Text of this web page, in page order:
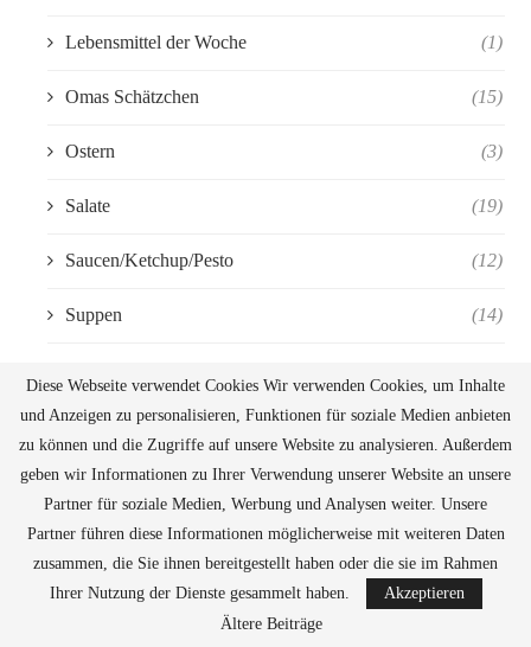
Lebensmittel der Woche (1)
Omas Schätzchen (15)
Ostern (3)
Salate (19)
Saucen/Ketchup/Pesto (12)
Suppen (14)
Halloween (4)
Vegetarisch/Vegan (69)
Vegan (4)
Diese Webseite verwendet Cookies Wir verwenden Cookies, um Inhalte
und Anzeigen zu personalisieren, Funktionen für soziale Medien anbieten
zu können und die Zugriffe auf unsere Website zu analysieren. Außerdem
geben wir Informationen zu Ihrer Verwendung unserer Website an unsere
Partner für soziale Medien, Werbung und Analysen weiter. Unsere
Partner führen diese Informationen möglicherweise mit weiteren Daten
zusammen, die Sie ihnen bereitgestellt haben oder die sie im Rahmen
Ihrer Nutzung der Dienste gesammelt haben.
Akzeptieren
Ältere Beiträge